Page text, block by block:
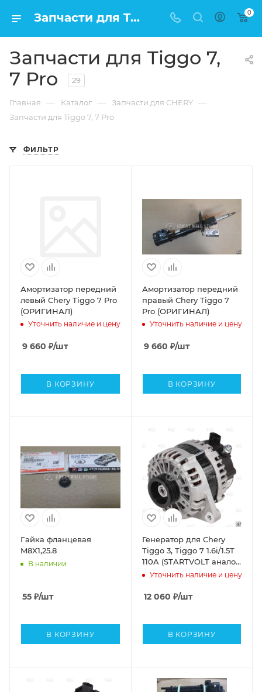
Запчасти для Tiggo 7, 7 Pro по низкой цене в Москве 0
Запчасти для Tiggo 7,
7 Pro
29
Главная — Каталог — Запчасти для CHERY —
Запчасти для Tiggo 7, 7 Pro
ФИЛЬТР
Амортизатор передний
левый Chery Tiggo 7 Pro
(ОРИГИНАЛ)
Уточнить наличие и цену
9 660 ₽/шт
В КОРЗИНУ
Амортизатор передний
правый Chery Tiggo 7
Pro (ОРИГИНАЛ)
Уточнить наличие и цену
9 660 ₽/шт
В КОРЗИНУ
Гайка фланцевая
M8X1,25.8
В наличии
55 ₽/шт
В КОРЗИНУ
Генератор для Chery
Tiggo 3, Tiggo 7 1.6i/1.5T
110A (STARTVOLT аналог
E4G163701010BA)
Уточнить наличие и цену
12 060 ₽/шт
В КОРЗИНУ